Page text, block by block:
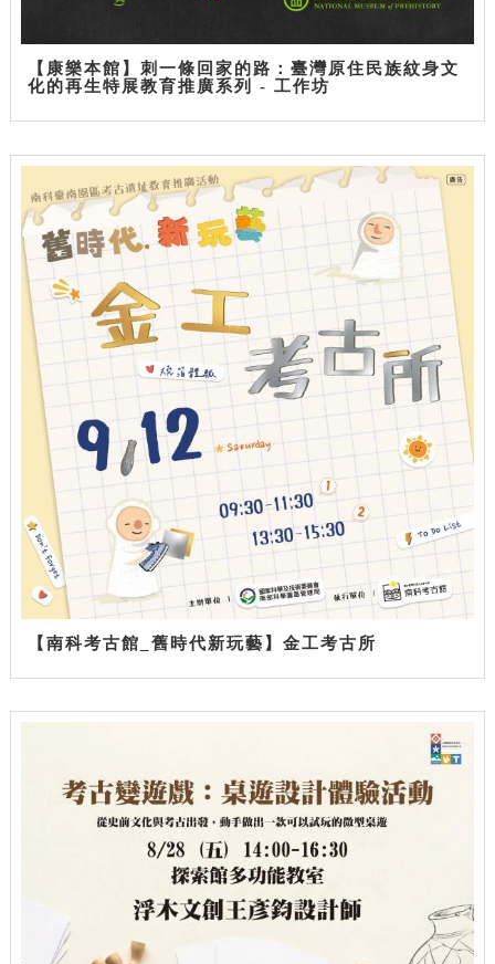
【康樂本館】刺一條回家的路：臺灣原住民族紋身文
化的再生特展教育推廣系列 - 工作坊
【南科考古館_舊時代新玩藝】金工考古所